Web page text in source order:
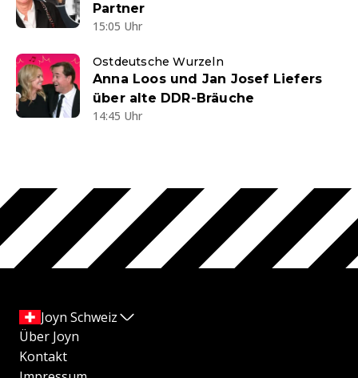
Partner
15:05 Uhr
Ostdeutsche Wurzeln
Anna Loos und Jan Josef Liefers
über alte DDR-Bräuche
14:45 Uhr
Joyn Schweiz
Über Joyn
Kontakt